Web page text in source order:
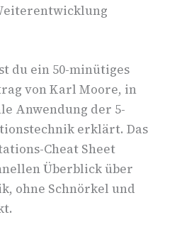
du ein 50-minütiges
von Karl Moore, in
Anwendung der 5-
erklärt. Das
Cheat Sheet
Überblick über
ohne Schnörkel und